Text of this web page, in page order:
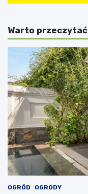
Warto przeczytać
OGRÓD OGRODY